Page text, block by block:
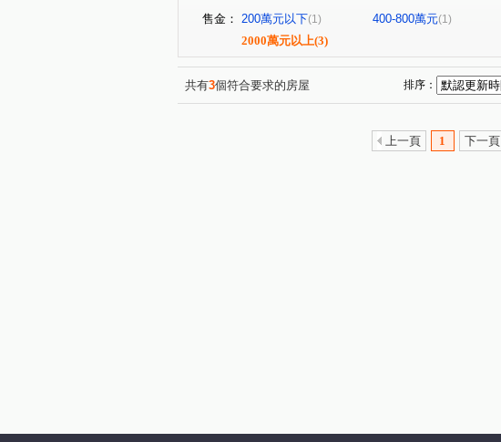
售金： 200萬元以下(1) 400-800萬元(1)
2000萬元以上(3)
共有3個符合要求的房屋 排序：
上一頁 1 下一頁